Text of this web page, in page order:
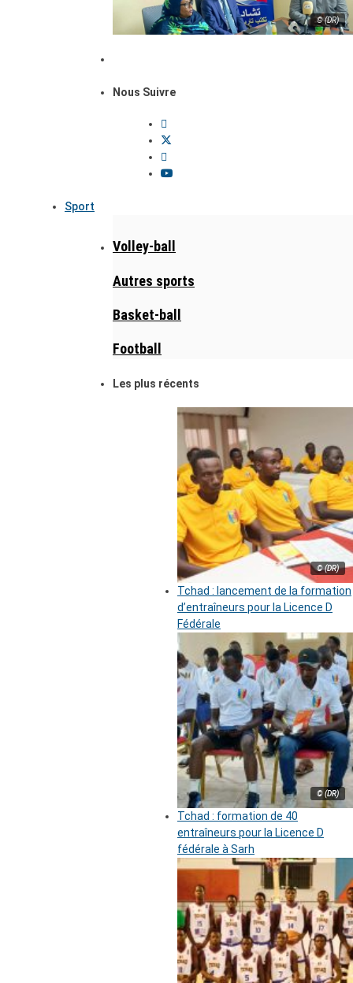
© (DR)
Nous Suivre
Sport
Volley-ball
Autres sports
Basket-ball
Football
Les plus récents
© (DR)
Tchad : lancement de la formation
d’entraîneurs pour la Licence D
Fédérale
© (DR)
Tchad : formation de 40
entraîneurs pour la Licence D
fédérale à Sarh